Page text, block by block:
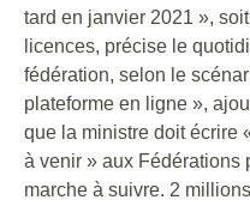
tard en janvier 2021 »,
licences, précise le
fédération, selon le
plateforme en ligne »,
que la ministre doit écrire
à venir » aux Fédérations
marche à suivre. 2